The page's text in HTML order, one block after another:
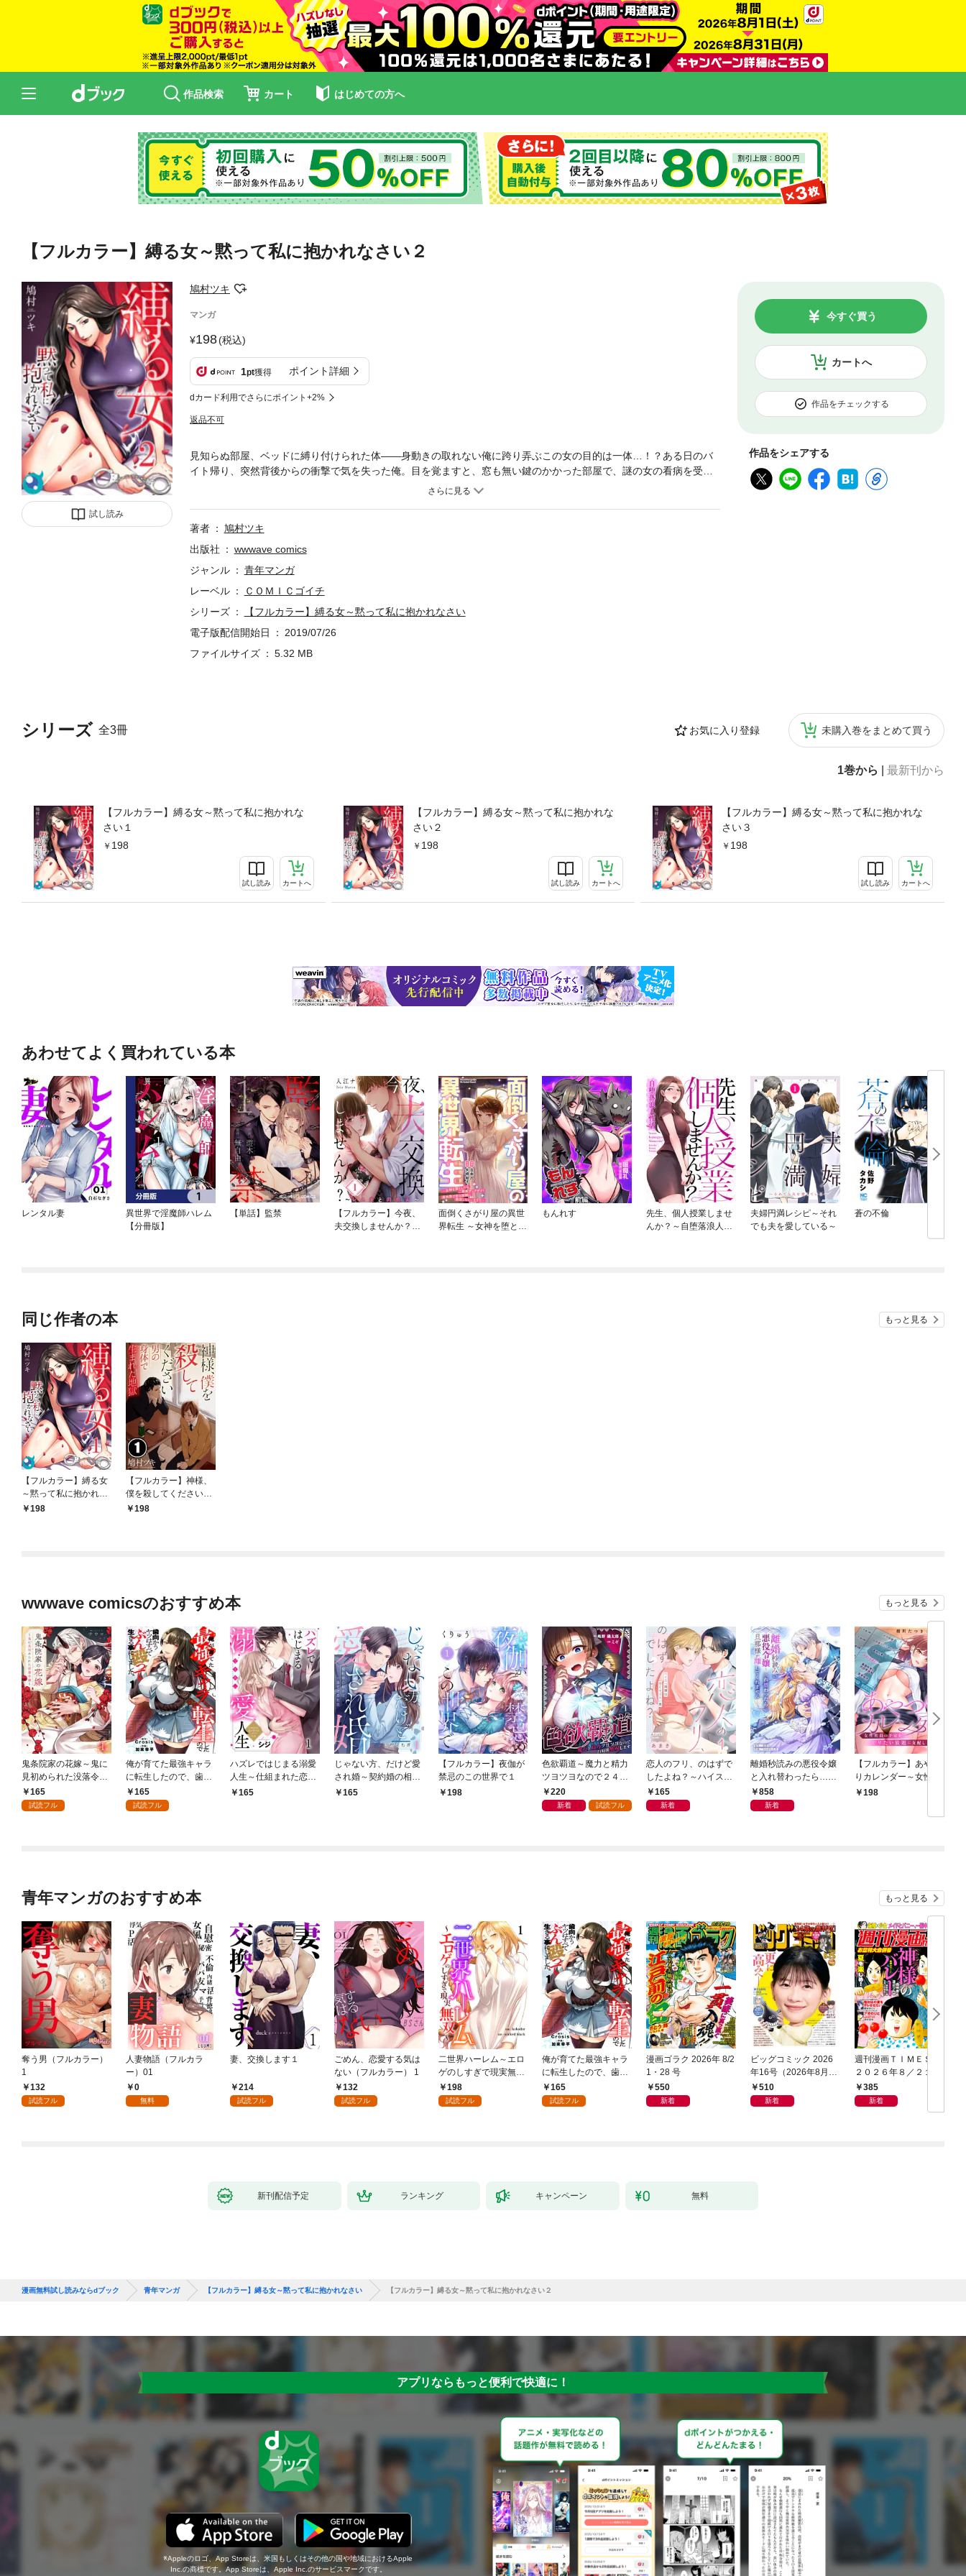
作品検索 カート はじめての方へ
【フルカラー】縛る女～黙って私に抱かれなさい２
試し読み
鳩村ツキ
マンガ
198(税込)
1pt獲得 ポイント詳細
dカード利用でさらにポイント+2%
返品不可
カートへ
今すぐ買う
作品をチェックする
作品をシェアする
シリーズ 全3冊 お気に入り登録 未購入巻をまとめて買う
1巻から 最新刊から
【フルカラー】縛る女～黙って私に抱かれな
さい１
198
試し読み カートへ
【フルカラー】縛る女～黙って私に抱かれな
さい２
198
試し読み カートへ
【フルカラー】縛る女～黙って私に抱かれな
さい３
198
試し読み カートへ
見知らぬ部屋、ベッドに縛り付けられた体――身動きの取れない俺に跨り弄ぶこの女の目的は一体…！？ある日のバ
イト帰り、突然背後からの衝撃で気を失った俺。目を覚ますと、窓も無い鍵のかかった部屋で、謎の女の看病を受け
ていた。妖艶な雰囲気を持つ親切な女の対応に心を許しかけた途端、露わになる危険な本性。「ずっとこうしたかっ
著者
鳩村ツキ
出版社
wwwave comics
ジャンル
青年マンガ
レーベル
ＣＯＭＩＣゴイチ
シリーズ
【フルカラー】縛る女～黙って私に抱かれなさい
電子版配信開始日
2019/07/26
ファイルサイズ
5.32 MB
あわせてよく買われている本
レンタル妻
異世界で淫魔師ハレム
【分冊版】
【単話】監禁
【フルカラー】今夜、
夫交換しませんか？～
面倒くさがり屋の異世
界転生 ～女神を堕とし
もんれす
先生、個人授業しませ
んか？～自堕落浪人性
夫婦円満レシピ～それ
でも夫を愛している～
蒼の不倫
同じ作者の本 もっと見る
【フルカラー】縛る女
～黙って私に抱かれな
さい１
198
【フルカラー】神様、
僕を殺してください～
男の身体で生まれた地
198
wwwave comicsのおすすめ本 もっと見る
鬼条院家の花嫁～鬼に
見初められた没落令嬢
～１165
試読フル
俺が育てた最強キャラ
に転生したので、歯向
かうヤツはすべてぶん
殴って生きる事にしま
165
試読フル
ハズレではじまる溺愛
人生～仕組まれた恋の
相手はハイスぺ社長１
165
じゃない方、だけど愛
され婚～契約婚の相手
は一途すぎる社長１
165
【フルカラー】夜伽が
禁忌のこの世界で１
198
色欲覇道～魔力と精力
ツヨツヨなので２４時
間無双します～１
220
新着 試読フル
恋人のフリ、のはずで
したよね？～ハイスぺ
同僚は甘くてズルい男
１
165
新着
離婚秒読みの悪役令嬢
と入れ替わったら…旦
那様が離してくれませ
ん！？【単行本版】
858
新着
【フルカラー】あやつ
りカレンダー～女性社
員の予定をヤリたい放
198
青年マンガのおすすめ本 もっと見る
奪う男（フルカラー）
1
132
試読フル
人妻物語（フルカラ
ー）01
0
無料
妻、交換します１
214
試読フル
ごめん、恋愛する気は
ない（フルカラー） 1
132
試読フル
二世界ハーレム～エロ
ゲのしすぎで現実無双
～１198
試読フル
俺が育てた最強キャラ
に転生したので、歯向
かうヤツはすべてぶん
殴って生きる事にしま
165
試読フル
漫画ゴラク 2026年 8/2
1・28 号
550
新着
ビッグコミック 2026
年16号（2026年8月7
日発売）
510
新着
週刊漫画ＴＩＭＥＳ
２０２６年８／２１・
２８合併号
385
新着
新刊配信予定 ランキング キャンペーン 無料
漫画無料試し読みならdブック 青年マンガ 【フルカラー】縛る女～黙って私に抱かれなさい 【フルカラー】縛る女～黙って私に抱かれなさい２
アプリならもっと便利で快適に！
Appleのロゴ、App Storeは、米国もしくはその他の国や地域におけるApple
Inc.の商標です。App Storeは、Apple Inc.のサービスマークです。